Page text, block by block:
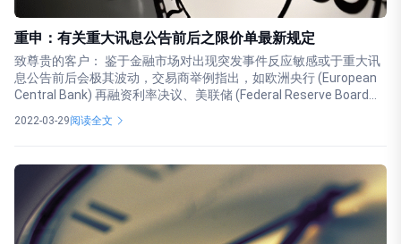
重申：有关重大讯息公告前后之限价单最新规定
致尊贵的客户： 鉴于金融市场对出现突发事件反应敏感或于重大讯
息公告前后会极其波动，交易商举例指出，如欧洲央行 (European
Central Bank) 再融资利率决议、美联储 (Federal Reserve Board...
2022-03-29阅读全文